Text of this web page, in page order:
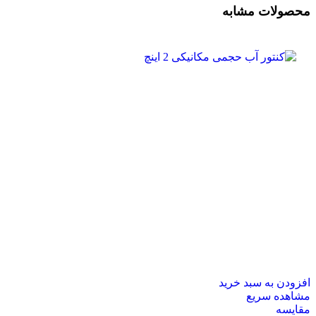
محصولات مشابه
افزودن به سبد خرید
مشاهده سریع
مقایسه